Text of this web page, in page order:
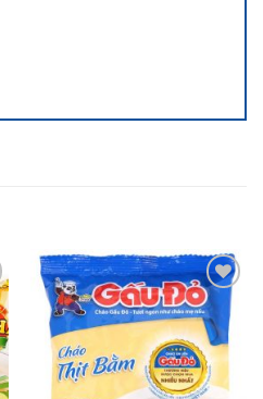
Add to
wishlist